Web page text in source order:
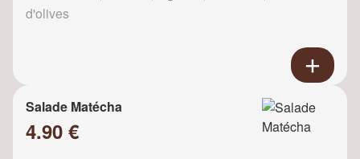
d'olives
Salade Matécha
4.90 €